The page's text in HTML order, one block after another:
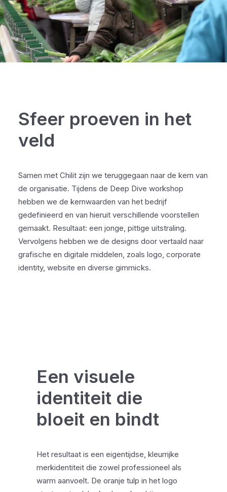
Sfeer proeven in het
veld
Samen met Chilit zijn we teruggegaan naar de kern van
de organisatie. Tijdens de Deep Dive workshop
hebben we de kernwaarden van het bedrijf
gedefinieerd en van hieruit verschillende voorstellen
gemaakt. Resultaat: een jonge, pittige uitstraling.
Vervolgens hebben we de designs door vertaald naar
grafische en digitale middelen, zoals logo, corporate
identity, website en diverse gimmicks.
Een visuele
identiteit die
bloeit en bindt
Het resultaat is een eigentijdse, kleurrijke
merkidentiteit die zowel professioneel als
warm aanvoelt. De oranje tulp in het logo